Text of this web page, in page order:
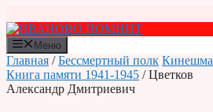
к
содержимому
Меню
Главная /Бессмертный полк Кинешма
Книга памяти 1941-1945 / Цветков
Александр Дмитриевич